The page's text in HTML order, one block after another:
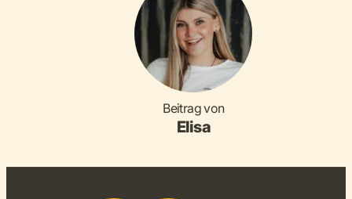
Beitrag von
Elisa